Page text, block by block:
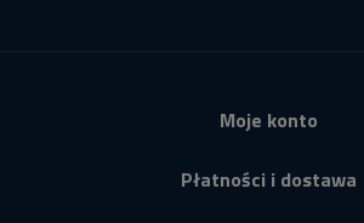
Moje konto
Płatności i dostawa